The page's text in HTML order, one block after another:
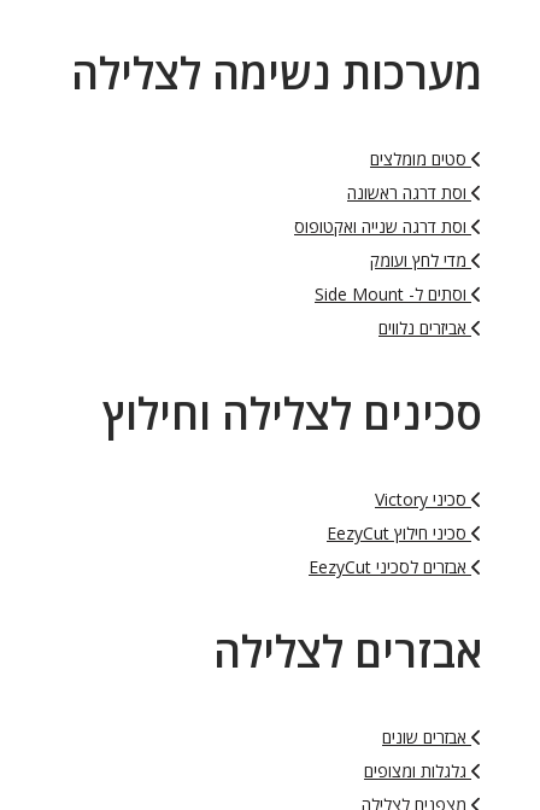
מערכות נשימה לצלילה
סטים מומלצים
וסת דרגה ראשונה
וסת דרגה שנייה ואקטופוס
מדי לחץ ועומק
וסתים ל- Side Mount
אביזרים נלווים
סכינים לצלילה וחילוץ
סכיני Victory
סכיני חילוץ EezyCut
אבזרים לסכיני EezyCut
אבזרים לצלילה
אבזרים שונים
גלגלות ומצופים
מצפנים לצלילה